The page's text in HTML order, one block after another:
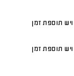
תוספת זמן
תוספת זמן